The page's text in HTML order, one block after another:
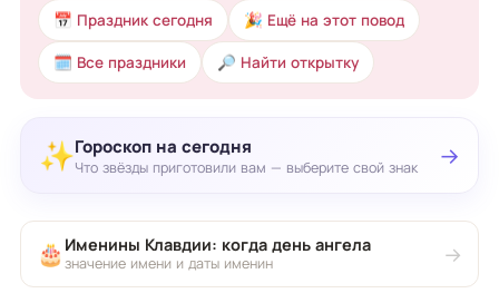
📅 Праздник сегодня 🎉 Ещё на этот повод
🗓 Все праздники 🔎 Найти открытку
✨Гороскоп на сегодня
Что звёзды приготовили вам — выберите свой знак →
🎂 Именины Клавдии: когда день ангела
значение имени и даты именин →